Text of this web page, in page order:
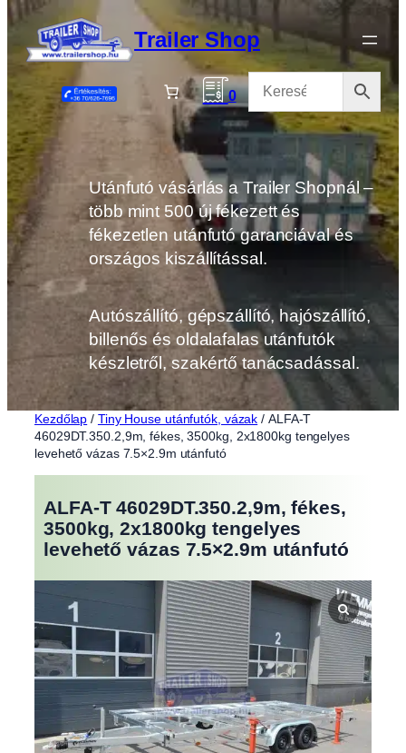
Ugrás
a
tartalomhoz
Trailer Shop
0
Utánfutó vásárlás a Trailer Shopnál –
több mint 500 új fékezett és
fékezetlen utánfutó garanciával és
országos kiszállítással.
Autószállító, gépszállító, hajószállító,
billenős és oldalafalas utánfutók
készletről, szakértő tanácsadással.
Kezdőlap / Tiny House utánfutók, vázak / ALFA-T
46029DT.350.2,9m, fékes, 3500kg, 2x1800kg tengelyes
levehető vázas 7.5×2.9m utánfutó
ALFA-T 46029DT.350.2,9m, fékes,
3500kg, 2x1800kg tengelyes
levehető vázas 7.5×2.9m utánfutó